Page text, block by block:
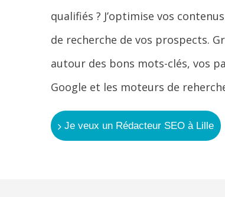
qualifiés ? J’optimise vos
de recherche de vos prospects.
autour des bons mots-clés, vos
Google et les moteurs de
Je veux un Rédacteur SEO à Lille